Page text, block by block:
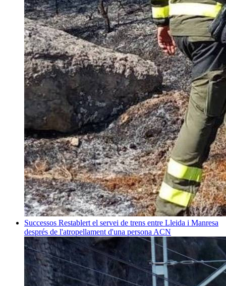
Successos Restablert el servei de trens entre Lleida i Manresa
després de l'atropellament d'una persona ACN